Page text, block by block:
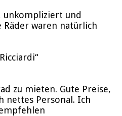
unkompliziert und
waren natürlich
zu mieten. Gute Preise,
nettes Personal. Ich